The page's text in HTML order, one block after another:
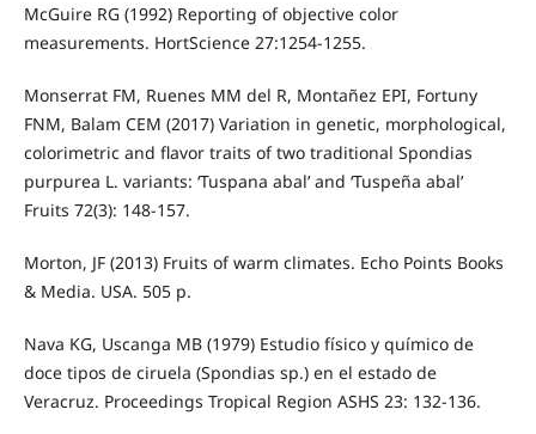
McGuire RG (1992) Reporting of objective color
measurements. HortScience 27:1254-1255.
Monserrat FM, Ruenes MM del R, Montañez EPI, Fortuny
FNM, Balam CEM (2017) Variation in genetic, morphological,
colorimetric and flavor traits of two traditional Spondias
purpurea L. variants: ‘Tuspana abal’ and ‘Tuspeña abal’
Fruits 72(3): 148-157.
Morton, JF (2013) Fruits of warm climates. Echo Points Books
& Media. USA. 505 p.
Nava KG, Uscanga MB (1979) Estudio físico y químico de
doce tipos de ciruela (Spondias sp.) en el estado de
Veracruz. Proceedings Tropical Region ASHS 23: 132-136.